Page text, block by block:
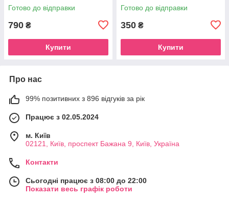
Готово до відправки
790 ₴
Купити
Готово до відправки
350 ₴
Купити
Про нас
99% позитивних з 896 відгуків за рік
Працює з 02.05.2024
м. Київ
02121, Київ, проспект Бажана 9, Київ, Україна
Контакти
Сьогодні працює з 08:00 до 22:00
Показати весь графік роботи